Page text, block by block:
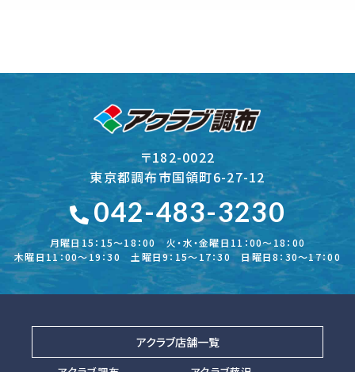
〒182-0022
東京都調布市国領町6-27-12
042-483-3230
月曜日15：15～18：00 火・水・金曜日11：00～18：00
木曜日11：00～19：30 土曜日9：15～17：30 日曜日8：30～17：00
アクラブ店舗一覧